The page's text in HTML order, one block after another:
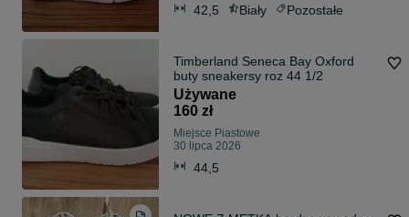
42,5 Biały Pozostałe
Timberland Seneca Bay Oxford
buty sneakersy roz 44 1/2
Używane
160 zł
Miejsce Piastowe
30 lipca 2026
44,5